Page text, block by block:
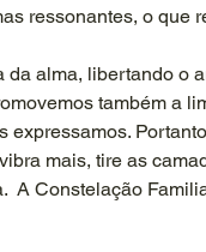
ressonantes, o que
da alma, libertando o
também a
expressamos.
mais, tire as
A Constelação